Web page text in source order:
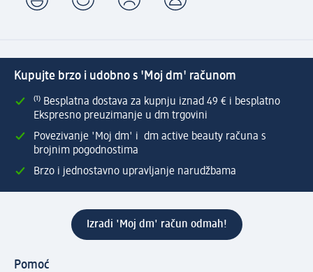
Kupujte brzo i udobno s 'Moj dm' računom
⁽¹⁾ Besplatna dostava za kupnju iznad 49 € i besplatno
Ekspresno preuzimanje u dm trgovini
Povezivanje 'Moj dm' i dm active beauty računa s
brojnim pogodnostima
Brzo i jednostavno upravljanje narudžbama
Izradi 'Moj dm' račun odmah!
Pomoć